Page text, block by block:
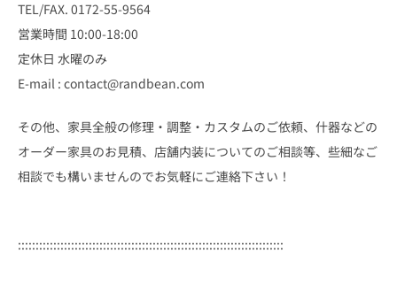
TEL/FAX. 0172-55-9564
営業時間 10:00-18:00
定休日 水曜のみ
E-mail : contact@randbean.com
その他、家具全般の修理・調整・カスタムのご依頼、什器などの
オーダー家具のお見積、店舗内装についてのご相談等、些細なご
相談でも構いませんのでお気軽にご連絡下さい！
:::::::::::::::::::::::::::::::::::::::::::::::::::::::::::::::::::::::::::